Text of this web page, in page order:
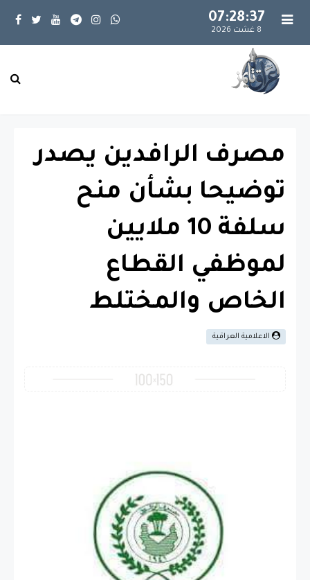
07:28:38
8 غشت 2026
مصرف الرافدين يصدر
توضيحا بشأن منح
سلفة 10 ملايين
لموظفي القطاع
الخاص والمختلط
الاعلامية العراقية